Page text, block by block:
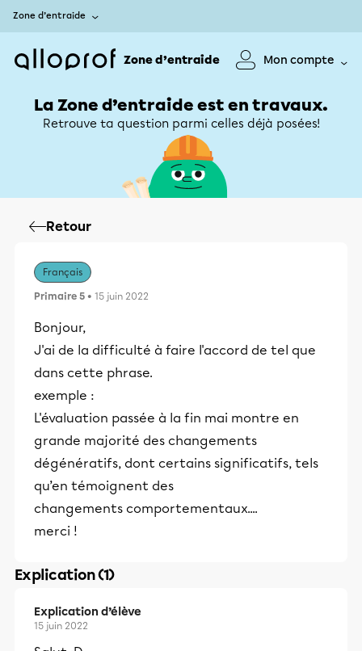
Zone d’entraide
Zone d’entraide Mon compte
La Zone d’entraide est en travaux.
Retrouve ta question parmi celles déjà posées!
Retour
Français
Primaire 5 • 15 juin 2022
Bonjour,
J'ai de la difficulté à faire l'accord de tel que
dans cette phrase.
exemple :
L'évaluation passée à la fin mai montre en
grande majorité des changements
dégénératifs, dont certains significatifs, tels
qu’en témoignent des
changements comportementaux....
merci !
Explication (1)
Explication d’élève
15 juin 2022